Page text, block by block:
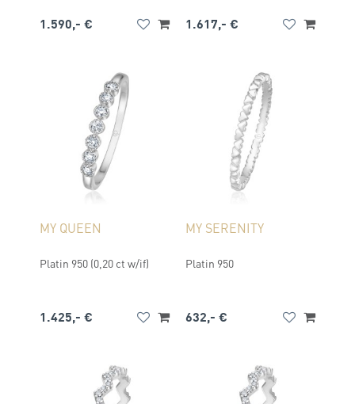
1.590,- € 1.617,- €
MY QUEEN
Platin 950 (0,20 ct w/if)
1.425,- €
MY SERENITY
Platin 950
632,- €